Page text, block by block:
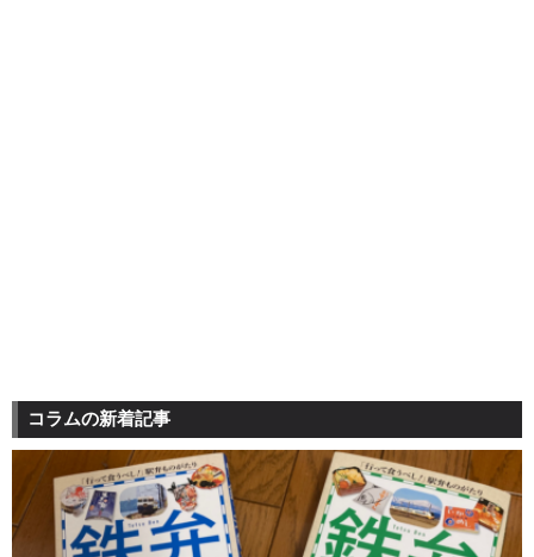
コラムの新着記事